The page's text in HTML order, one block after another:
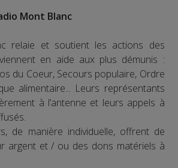
Mont Blanc
relaie et soutient les actions des
en aide aux plus démunis :
du Coeur, Secours populaire, Ordre
alimentaire... Leurs représentants
à l’antenne et leurs appels à
de manière individuelle, offrent de
argent et / ou des dons matériels à